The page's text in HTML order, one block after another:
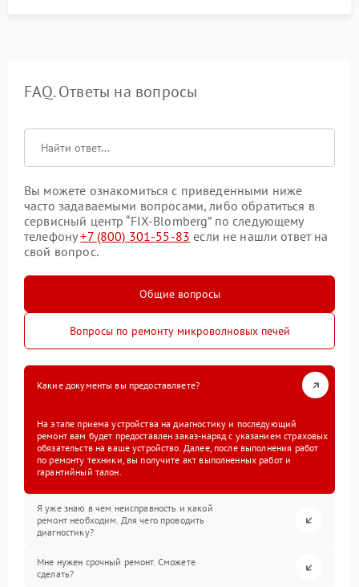
FAQ. Ответы на вопросы
Вы можете ознакомиться с приведенными ниже
часто задаваемыми вопросами, либо обратиться в
сервисный центр “FIX-Blomberg” по следующему
телефону+7 (800) 301-55-83 если не нашли ответ на
свой вопрос.
Общие вопросы
Вопросы по ремонту микроволновых печей
Какие документы вы предоставляете?
На этапе приема устройства на диагностику и последующий
ремонт вам будет предоставлен заказ-наряд с указанием страховых
обязательств на ваше устройство. Далее, после выполнения работ
по ремонту техники, вы получите акт выполненных работ и
гарантийный талон.
Я уже знаю в чем неисправность и какой
ремонт необходим. Для чего проводить
диагностику?
Мне нужен срочный ремонт. Сможете
сделать?